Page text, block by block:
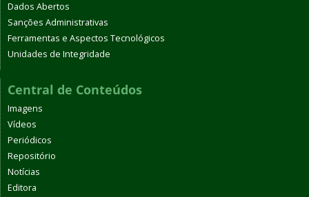
Dados Abertos
Sanções Administrativas
Ferramentas e Aspectos Tecnológicos
Unidades de Integridade
Central de Conteúdos
Imagens
Vídeos
Periódicos
Repositório
Notícias
Editora